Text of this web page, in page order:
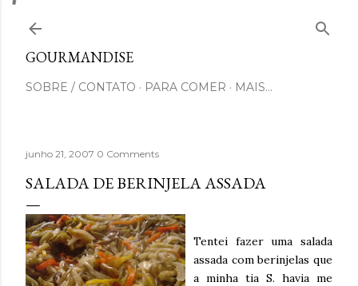
GOURMANDISE
SOBRE / CONTATO PARA COMER MAIS…
junho 21, 2007 0 Comments
SALADA DE BERINJELA ASSADA
Tentei fazer uma salada
assada com berinjelas que
a minha tia S. havia me